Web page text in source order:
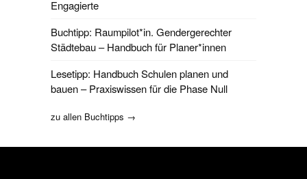
Engagierte
Buchtipp: Raumpilot*in. Gendergerechter
Städtebau – Handbuch für Planer*innen
Lesetipp: Handbuch Schulen planen und
bauen – Praxiswissen für die Phase Null
zu allen Buchtipps →